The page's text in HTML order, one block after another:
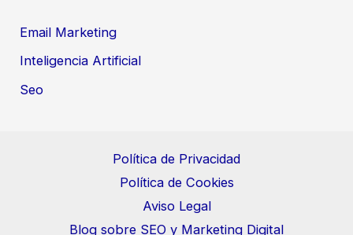
Email Marketing
Inteligencia Artificial
Seo
Política de Privacidad
Política de Cookies
Aviso Legal
Blog sobre SEO y Marketing Digital